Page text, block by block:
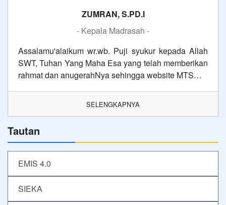
ZUMRAN, S.PD.I
- Kepala Madrasah -
Assalamu'alaikum wr.wb. Puji syukur kepada Allah
SWT, Tuhan Yang Maha Esa yang telah memberikan
rahmat dan anugerahNya sehingga website MTS…
SELENGKAPNYA
Tautan
EMIS 4.0
SIEKA